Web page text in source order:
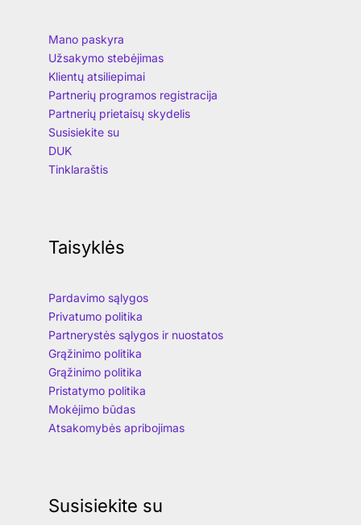
Mano paskyra
Užsakymo stebėjimas
Klientų atsiliepimai
Partnerių programos registracija
Partnerių prietaisų skydelis
Susisiekite su
DUK
Tinklaraštis
Taisyklės
Pardavimo sąlygos
Privatumo politika
Partnerystės sąlygos ir nuostatos
Grąžinimo politika
Grąžinimo politika
Pristatymo politika
Mokėjimo būdas
Atsakomybės apribojimas
Susisiekite su